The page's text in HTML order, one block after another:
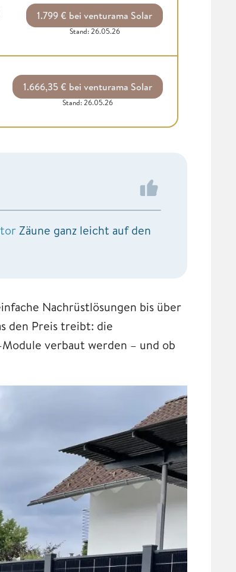
1.799 € bei venturama Solar
Stand: 26.05.26
1.666,35 € bei venturama Solar
Stand: 26.05.26
Zäune ganz leicht auf den
Nachrüstlösungen bis über
den Preis treibt: die
verbaut werden – und ob